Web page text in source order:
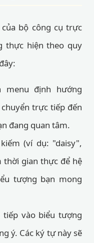
bộ công cụ trực
thực hiện theo quy
menu định hướng
trực tiếp đến
đang quan tâm.
(ví dụ: "daisy",
thời gian thực để hệ
tượng bạn mong
vào biểu tượng
ý. Các ký tự này sẽ